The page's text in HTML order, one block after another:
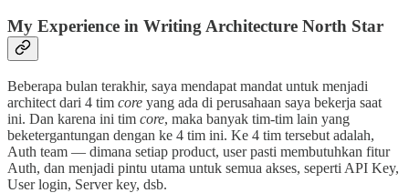
My Experience in Writing Architecture North Star
Beberapa bulan terakhir, saya mendapat mandat untuk menjadi
architect dari 4 tim core yang ada di perusahaan saya bekerja saat
ini. Dan karena ini tim core, maka banyak tim-tim lain yang
beketergantungan dengan ke 4 tim ini. Ke 4 tim tersebut adalah,
Auth team — dimana setiap product, user pasti membutuhkan fitur
Auth, dan menjadi pintu utama untuk semua akses, seperti API Key,
User login, Server key, dsb.